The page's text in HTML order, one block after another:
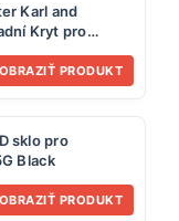
Karl and
Kryt pro
PRODUKT
sklo pro
Black
PRODUKT